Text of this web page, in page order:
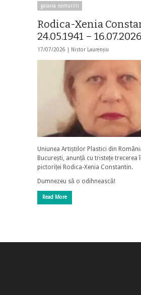
galaxia nemuririi
Rodica-Xenia
24.05.1941 – 16.07.2026
17/07/2026 | Nistor Laurențiu
Uniunea Artiștilor Plastici din
București, anunță cu tristețe trecerea
pictoriței Rodica-Xenia Constantin.
Dumnezeu să o odihnească!
Read More